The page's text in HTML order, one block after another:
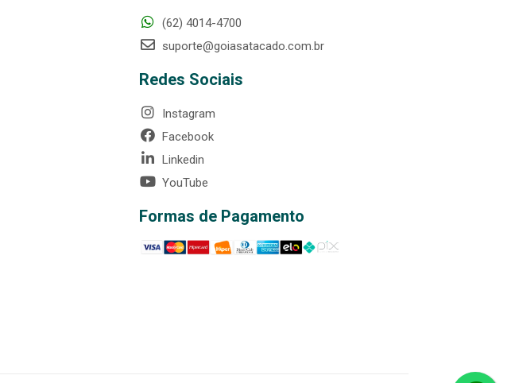
(62) 4014-4700
suporte@goiasatacado.com.br
Redes Sociais
Instagram
Facebook
Linkedin
YouTube
Formas de Pagamento